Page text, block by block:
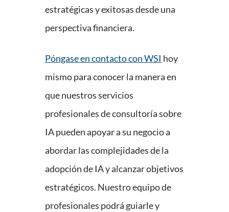
estratégicas y exitosas desde una
perspectiva financiera.
Póngase en contacto con WSI hoy
mismo para conocer la manera en
que nuestros servicios
profesionales de consultoría sobre
IA pueden apoyar a su negocio a
abordar las complejidades de la
adopción de IA y alcanzar objetivos
estratégicos. Nuestro equipo de
profesionales podrá guiarle y